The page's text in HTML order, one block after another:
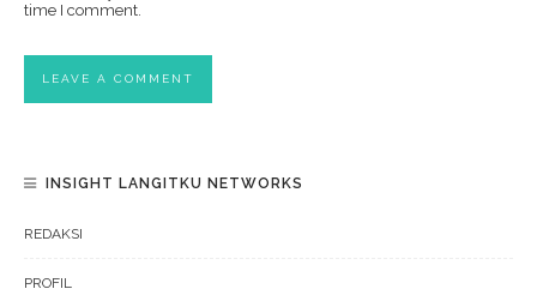
time I comment.
INSIGHT LANGITKU NETWORKS
REDAKSI
PROFIL